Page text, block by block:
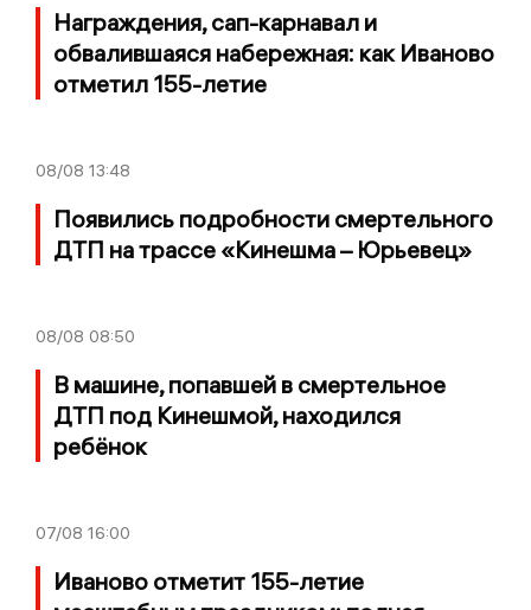
Награждения, сап-карнавал и
обвалившаяся набережная: как Иваново
отметил 155-летие
08/08 13:48
Появились подробности смертельного
ДТП на трассе «Кинешма – Юрьевец»
08/08 08:50
В машине, попавшей в смертельное
ДТП под Кинешмой, находился
ребёнок
07/08 16:00
Иваново отметит 155-летие